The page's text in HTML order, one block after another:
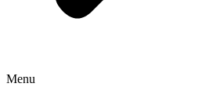
Menu